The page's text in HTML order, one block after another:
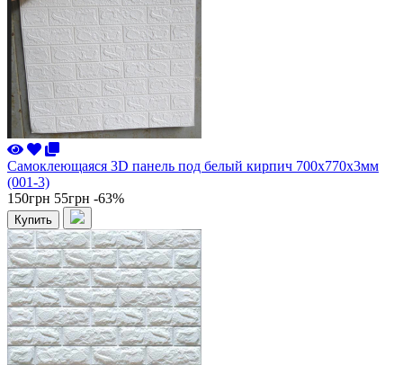
Самоклеющаяся 3D панель под белый кирпич 700x770x3мм
(001-3)
150грн 55грн -63%
Купить